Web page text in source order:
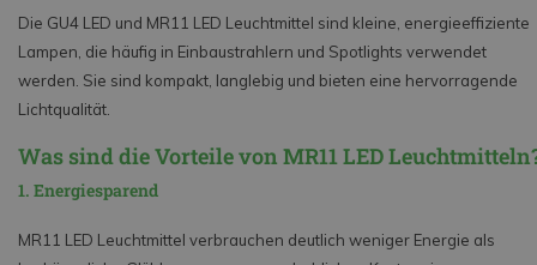
Die GU4 LED und MR11 LED Leuchtmittel sind kleine, energieeffiziente
Lampen, die häufig in Einbaustrahlern und Spotlights verwendet
werden. Sie sind kompakt, langlebig und bieten eine hervorragende
Lichtqualität.
Was sind die Vorteile von MR11 LED
1. Energiesparend
MR11 LED Leuchtmittel verbrauchen deutlich weniger Energie als